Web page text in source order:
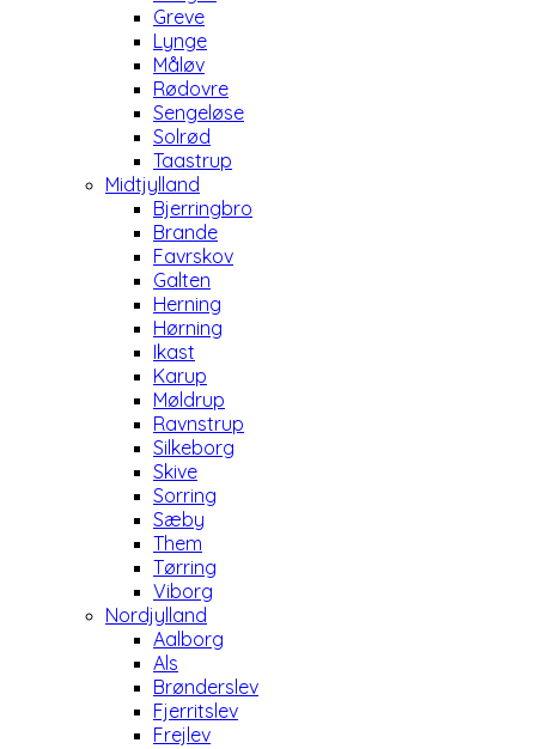
Greve
Lynge
Måløv
Rødovre
Sengeløse
Solrød
Taastrup
Midtjylland
Bjerringbro
Brande
Favrskov
Galten
Herning
Hørning
Ikast
Karup
Møldrup
Ravnstrup
Silkeborg
Skive
Sorring
Sæby
Them
Tørring
Viborg
Nordjylland
Aalborg
Als
Brønderslev
Fjerritslev
Frejlev